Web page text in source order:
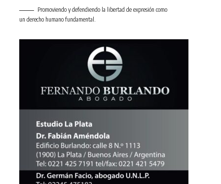
Promoviendo y defendiendo la libertad de expresión como
un derecho humano fundamental.